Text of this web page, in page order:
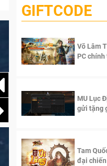
GIFTCODE
Võ Lâm
PC
MU Lục
gửi tặng
Tam
đại